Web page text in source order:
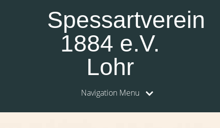
Spessartverein
1884 e.V.
Lohr
Navigation Menu